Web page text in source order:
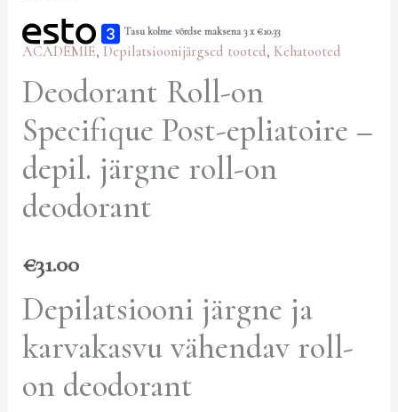
Tasu kolme võrdse maksena 3 x€10.33
ACADÉMIE, Depilatsioonijärgsed tooted, Kehatooted
Deodorant Roll-on
Specifique Post-epliatoire –
depil. järgne roll-on
deodorant
€31.00
Depilatsiooni järgne ja
karvakasvu vähendav roll-
on deodorant